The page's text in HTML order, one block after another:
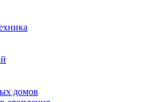
домов